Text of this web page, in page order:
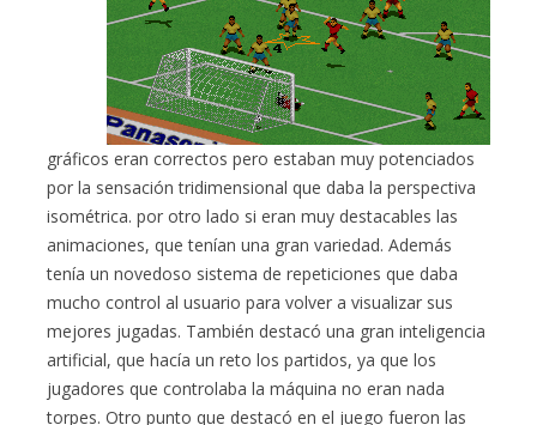
gráficos eran correctos pero estaban muy potenciados
por la sensación tridimensional que daba la perspectiva
isométrica. por otro lado si eran muy destacables las
animaciones, que tenían una gran variedad. Además
tenía un novedoso sistema de repeticiones que daba
mucho control al usuario para volver a visualizar sus
mejores jugadas. También destacó una gran inteligencia
artificial, que hacía un reto los partidos, ya que los
jugadores que controlaba la máquina no eran nada
torpes. Otro punto que destacó en el juego fueron las